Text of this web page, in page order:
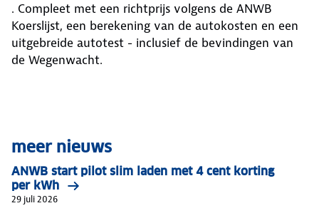
. Compleet met een richtprijs volgens de ANWB
Koerslijst, een berekening van de autokosten en een
uitgebreide autotest - inclusief de bevindingen van
de Wegenwacht.
meer nieuws
ANWB start pilot slim laden met 4 cent korting
per kWh
29 juli 2026